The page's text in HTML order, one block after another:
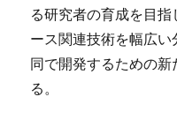
る研究者の育成を目
ース関連技術を幅広
同で開発するための
る。